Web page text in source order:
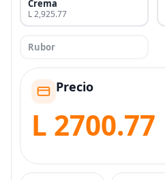
Crema
L 2,925.77
Rubor
Precio
L 2700.77